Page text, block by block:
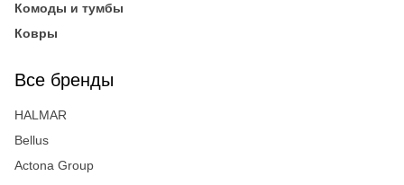
Комоды и тумбы
Ковры
Все бренды
HALMAR
Bellus
Actona Group